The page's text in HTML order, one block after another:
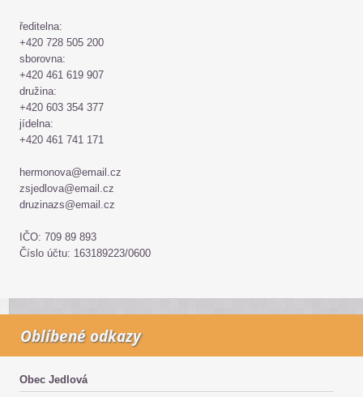
ředitelna:
+420 728 505 200
sborovna:
+420 461 619 907
družina:
+420 603 354 377
jídelna:
+420 461 741 171
hermonova@email.cz
zsjedlova@email.cz
druzinazs@email.cz
IČO: 709 89 893
Číslo účtu: 163189223/0600
Oblíbené odkazy
Obec Jedlová